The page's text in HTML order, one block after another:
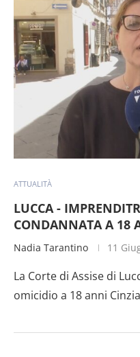
ATTUALITÀ
LUCCA -
CONDANNATA A 18
Nadia Tarantino 11
La Corte di Assise di
omicidio a 18 anni